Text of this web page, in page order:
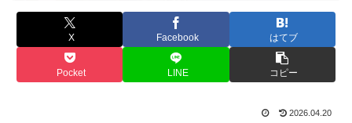
X Facebook はてブ
Pocket LINE コピー
2026.04.20